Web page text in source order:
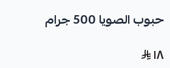
حبوب الصويا 500 جرام
١٨